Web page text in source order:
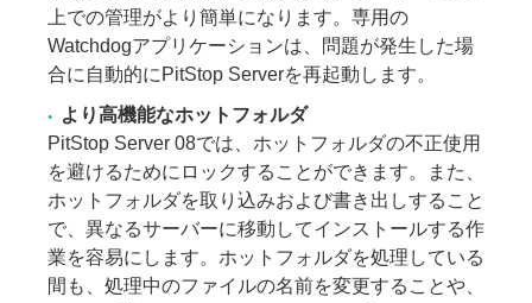
上での管理がより簡単になります。専用の
Watchdogアプリケーションは、問題が発生した場
合に自動的にPitStop Serverを再起動します。
より高機能なホットフォルダ
PitStop Server 08では、ホットフォルダの不正使用
を避けるためにロックすることができます。また、
ホットフォルダを取り込みおよび書き出しすること
で、異なるサーバーに移動してインストールする作
業を容易にします。ホットフォルダを処理している
間も、処理中のファイルの名前を変更することや、